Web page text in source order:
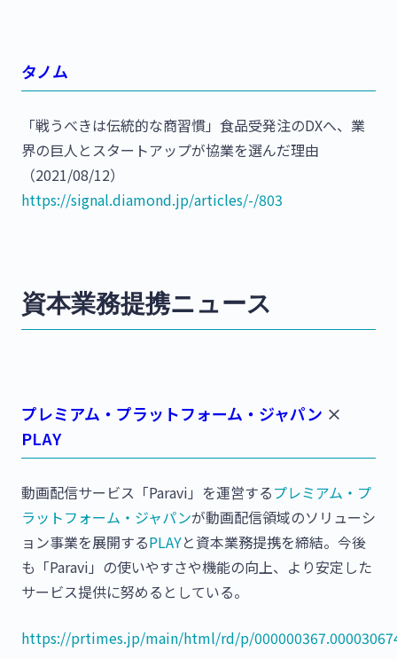
タノム
「戦うべきは伝統的な商習慣」食品受発注のDXへ、業
界の巨人とスタートアップが協業を選んだ理由
（2021/08/12）
https://signal.diamond.jp/articles/-/803
資本業務提携ニュース
プレミアム・プラットフォーム・ジャパン ×
PLAY
動画配信サービス「Paravi」を運営するプレミアム・プ
ラットフォーム・ジャパンが動画配信領域のソリューシ
ョン事業を展開するPLAYと資本業務提携を締結。今後
も「Paravi」の使いやすさや機能の向上、より安定した
サービス提供に努めるとしている。
https://prtimes.jp/main/html/rd/p/